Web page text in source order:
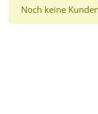
Noch keine